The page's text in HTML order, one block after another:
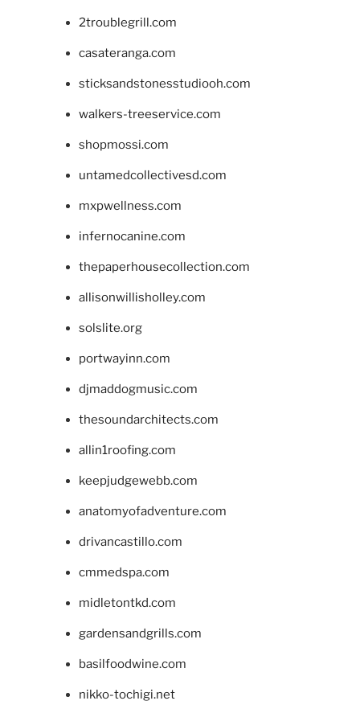
2troublegrill.com
casateranga.com
sticksandstonesstudiooh.com
walkers-treeservice.com
shopmossi.com
untamedcollectivesd.com
mxpwellness.com
infernocanine.com
thepaperhousecollection.com
allisonwillisholley.com
solslite.org
portwayinn.com
djmaddogmusic.com
thesoundarchitects.com
allin1roofing.com
keepjudgewebb.com
anatomyofadventure.com
drivancastillo.com
cmmedspa.com
midletontkd.com
gardensandgrills.com
basilfoodwine.com
nikko-tochigi.net